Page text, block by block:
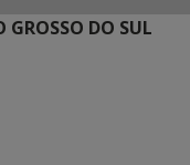
GROSSO DO SUL